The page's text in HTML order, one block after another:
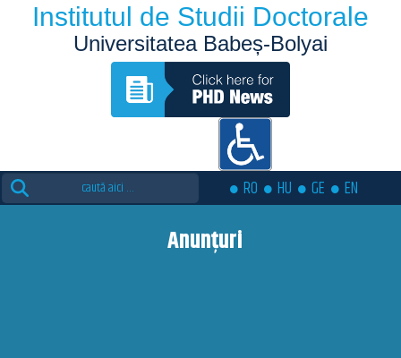
Institutul de Studii Doctorale
Universitatea Babeș-Bolyai
Search
for:
RO HU GE EN
Anunțuri